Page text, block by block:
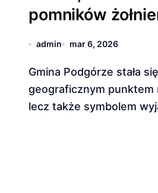
pomników
admin mar 6, 2026
Gmina Podgórze stała się nie tylko
geograficznym punktem
lecz także symbolem